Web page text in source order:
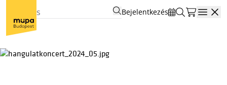
Bejelentkezés